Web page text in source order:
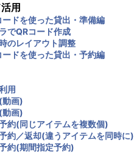
用
ードを使った貸出・準備編
でQRコード作成
のレイアウト調整
ードを使った貸出・予約編
用
動画)
動画)
約(同じアイテムを複数個)
約／返却(違うアイテムを同時に)
約(期間指定予約)